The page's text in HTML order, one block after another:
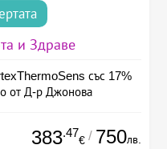
и Здраве
със 17%
от Д-р Джонова
383.47
€ / 750лв.